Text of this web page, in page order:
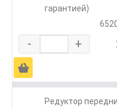
гарантией)
- +
Ä
Редуктор